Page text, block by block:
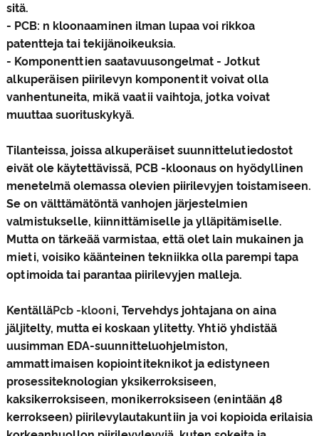
sitä.
- PCB: n kloonaaminen ilman lupaa voi rikkoa
patentteja tai tekijänoikeuksia.
- Komponenttien saatavuusongelmat - Jotkut
alkuperäisen piirilevyn komponentit voivat olla
vanhentuneita, mikä vaatii vaihtoja, jotka voivat
muuttaa suorituskykyä.
Tilanteissa, joissa alkuperäiset suunnittelutiedostot
eivät ole käytettävissä, PCB -kloonaus on hyödyllinen
menetelmä olemassa olevien piirilevyjen toistamiseen.
Se on välttämätöntä vanhojen järjestelmien
valmistukselle, kiinnittämiselle ja ylläpitämiselle.
Mutta on tärkeää varmistaa, että olet lain mukainen ja
mieti, voisiko käänteinen tekniikka olla parempi tapa
optimoida tai parantaa piirilevyjen malleja.
KentälläPcb -klooni, Tervehdys johtajana on aina
jäljitelty, mutta ei koskaan ylitetty. Yhtiö yhdistää
uusimman EDA-suunnitteluohjelmiston,
ammattimaisen kopiointiteknikot ja edistyneen
prosessiteknologian yksikerroksiseen,
kaksikerroksiseen, monikerroksiseen (enintään 48
kerrokseen) piirilevylautakuntiin ja voi kopioida erilaisia